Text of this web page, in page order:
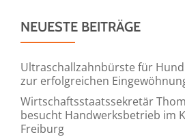
NEUESTE BEITRÄGE
Ultraschallzahnbürste für
zur erfolgreichen
Wirtschaftsstaatssekretär
besucht Handwerksbetrieb im
Freiburg